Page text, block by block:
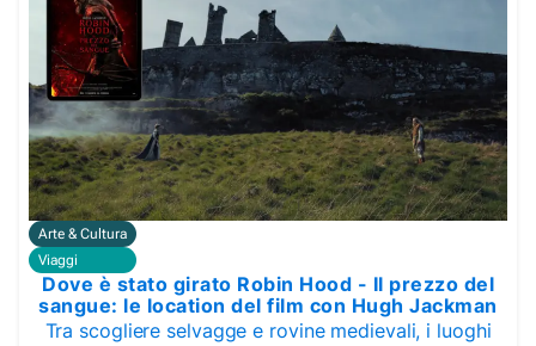
Arte & Cultura
Viaggi
Dove è stato girato Robin Hood - Il prezzo del
sangue: le location del film con Hugh Jackman
Tra scogliere selvagge e rovine medievali, i luoghi